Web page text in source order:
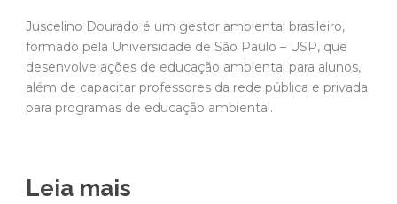
Juscelino Dourado é um gestor ambiental brasileiro,
formado pela Universidade de São Paulo – USP, que
desenvolve ações de educação ambiental para alunos,
além de capacitar professores da rede pública e privada
para programas de educação ambiental.
Leia mais